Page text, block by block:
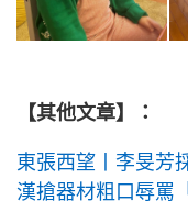
【其他文章】：
東張西望丨李旻芳
漢搶器材粗口辱罵